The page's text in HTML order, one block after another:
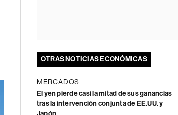
OTRAS NOTICIAS ECONÓMICAS
MERCADOS
El yen pierde casi la mitad de sus ganancias
tras la intervención conjunta de EE.UU. y
Japón